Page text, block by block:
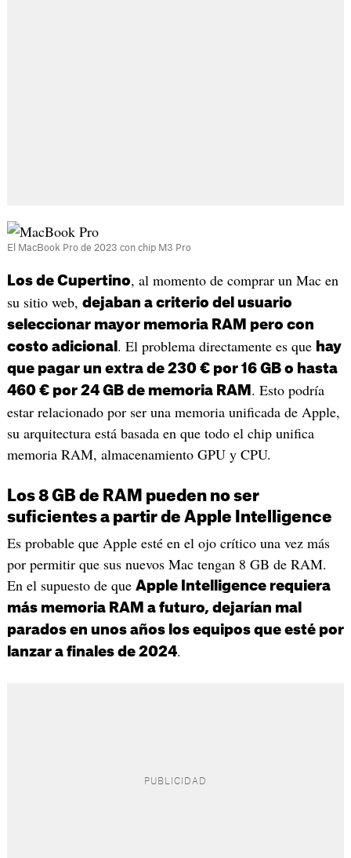
El MacBook Pro de 2023 con chip M3 Pro
Los de Cupertino, al momento de comprar un Mac en
su sitio web, dejaban a criterio del usuario
seleccionar mayor memoria RAM pero con
costo adicional . El problema directamente es que hay
que pagar un extra de 230 € por 16 GB o hasta
460 € por 24 GB de memoria RAM . Esto podría
estar relacionado por ser una memoria unificada de Apple,
su arquitectura está basada en que todo el chip unifica
memoria RAM, almacenamiento GPU y CPU.
Los 8 GB de RAM pueden no ser
suficientes a partir de Apple Intelligence
Es probable que Apple esté en el ojo crítico una vez más
por permitir que sus nuevos Mac tengan 8 GB de RAM.
En el supuesto de que Apple Intelligence requiera
más memoria RAM a futuro, dejarían mal
parados en unos años los equipos que esté por
lanzar a finales de 2024.